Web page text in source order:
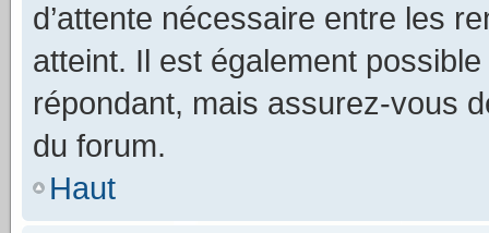
d’attente nécessaire entre les
atteint. Il est également
répondant, mais assurez-vous
du forum.
Haut